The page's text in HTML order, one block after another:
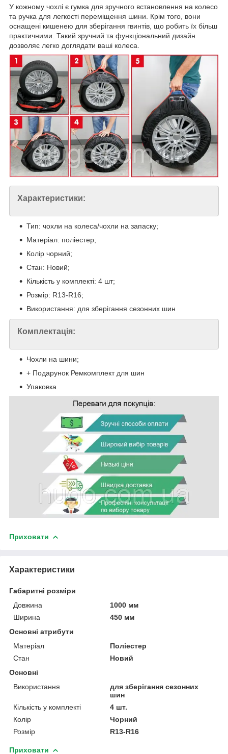
У кожному чохлі є гумка для зручного встановлення на колесо
та ручка для легкості переміщення шини. Крім того, вони
оснащені кишенею для зберігання гвинтів, що робить їх більш
практичними. Такий зручний та функціональний дизайн
дозволяє легко доглядати ваші колеса.
Характеристики:
Тип: чохли на колеса/чохли на запаску;
Матеріал: поліестер;
Колір чорний;
Стан: Новий;
Кількість у комплекті: 4 шт;
Розмір: R13-R16;
Використання: для зберігання сезонних шин
Комплектація:
Чохли на шини;
+ Подарунок Ремкомплект для шин
Упаковка
Приховати
Характеристики
Габаритні розміри
Довжина
1000 мм
Ширина
450 мм
Основні атрибути
Матеріал
Поліестер
Стан
Новий
Основні
Використання
для зберігання сезонних
шин
Кількість у комплекті
4 шт.
Колір
Чорний
Розмір
R13-R16
Приховати